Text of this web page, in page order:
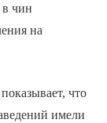
в чин
на
что
имели